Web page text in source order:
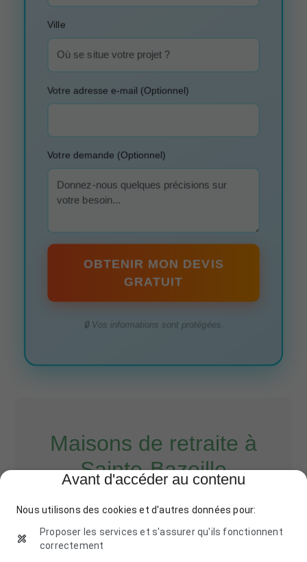
Ville
Votre adresse e-mail (Optionnel)
Votre demande (Optionnel)
OBTENIR MON DEVIS
GRATUIT
🔒 Vos informations sont protégées.
Maisons de retraite à
Sainte-Bazeille
5 Avenue des Vieux Chênes, 47180 Sainte-Bazeille
Avant d'accéder au contenu
Nous utilisons des cookies et d'autres données pour:
Proposer les services et s'assurer qu'ils fonctionnent
correctement